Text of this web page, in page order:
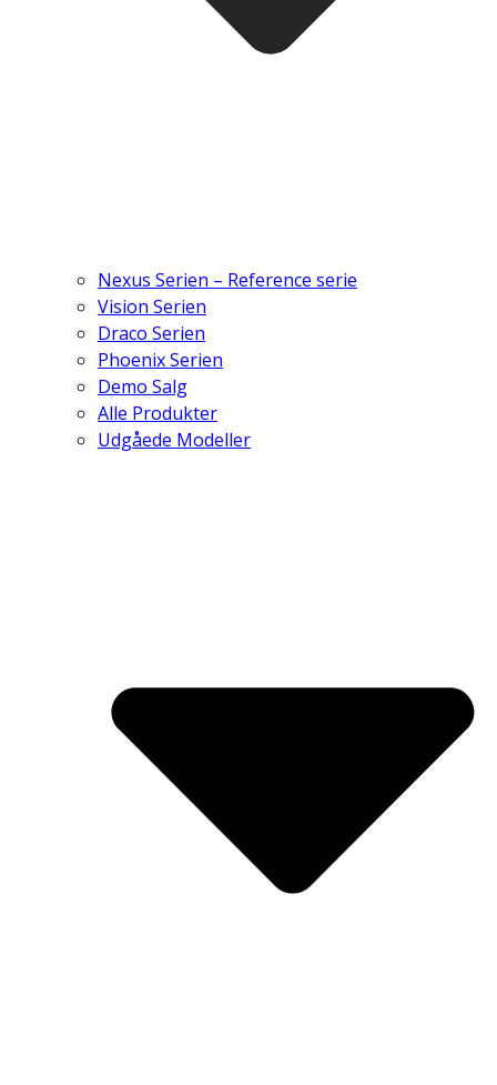
Nexus Serien – Reference serie
Vision Serien
Draco Serien
Phoenix Serien
Demo Salg
Alle Produkter
Udgåede Modeller